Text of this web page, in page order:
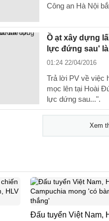
Công an Hà Nội
Ồ ạt xây dựng
lực đứng sau'
01:24 22/04/2016
Trả lời PV về việc
mọc lên tại Hoài
lực dứng sau...".
Xem
Đấu tuyển Việt Nam,